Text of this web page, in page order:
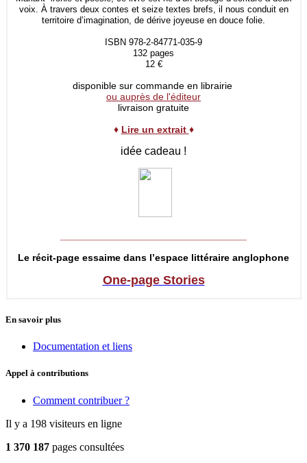
voix. À travers deux contes et seize textes brefs, il nous conduit en
territoire d’imagination, de dérive joyeuse en douce folie.
ISBN 978-2-84771-035-9
132 pages
12 €
disponible sur commande en librairie
ou auprès de l'éditeur
livraison gratuite
♦ Lire un extrait ♦
idée cadeau !
Le récit-page essaime dans l’espace littéraire anglophone
One-page Stories
En savoir plus
Documentation et liens
Appel à contributions
Comment contribuer ?
Il y a 198 visiteurs en ligne
1 370 187 pages consultées